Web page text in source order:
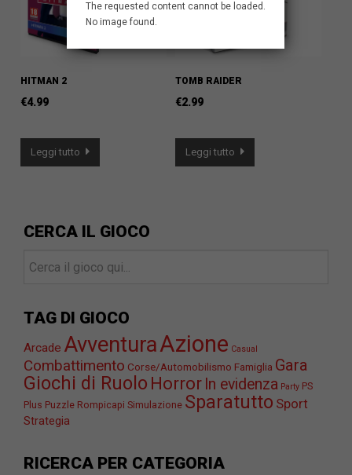
HITMAN 2
€4.99
Leggi tutto
TOMB RAIDER
€2.99
Leggi tutto
CERCA IL GIOCO
TAG DI GIOCO
Arcade AvventuraAzione Casual
Combattimento Corse/Automobilismo Famiglia Gara
Giochi di Ruolo Horror In evidenza Party PS
Plus Puzzle Rompicapi Simulazione Sparatutto Sport
Strategia
RICERCA PER CATEGORIA
The requested content cannot be loaded.
No image found.